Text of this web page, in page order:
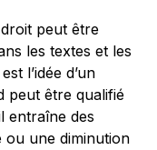
peut être
les textes et les
l’idée d’un
peut être qualifié
entraîne des
ou une diminution